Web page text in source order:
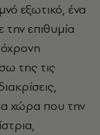
εξωτικό, ένα
την επιθυμία
της τις
χώρα που την